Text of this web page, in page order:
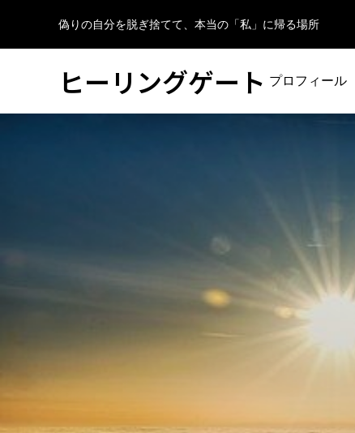
偽りの自分を脱ぎ捨てて、本当の「私」に帰る場所
ヒーリングゲート プロフィール